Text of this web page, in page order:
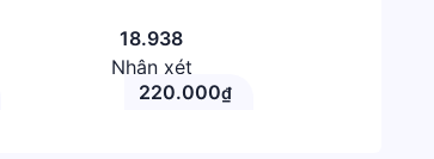
18.938
Nhận xét
220.000₫